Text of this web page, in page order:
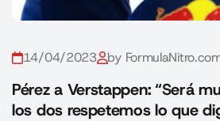
14/04/2023 by
Pérez a Verstappen: “Será
los dos respetemos lo que